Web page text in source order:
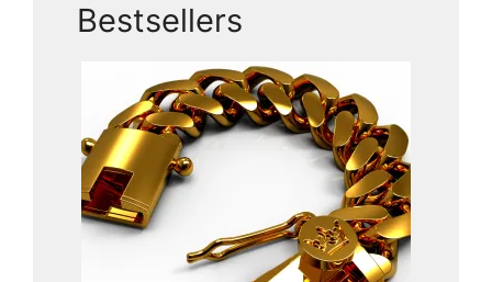
Bestsellers